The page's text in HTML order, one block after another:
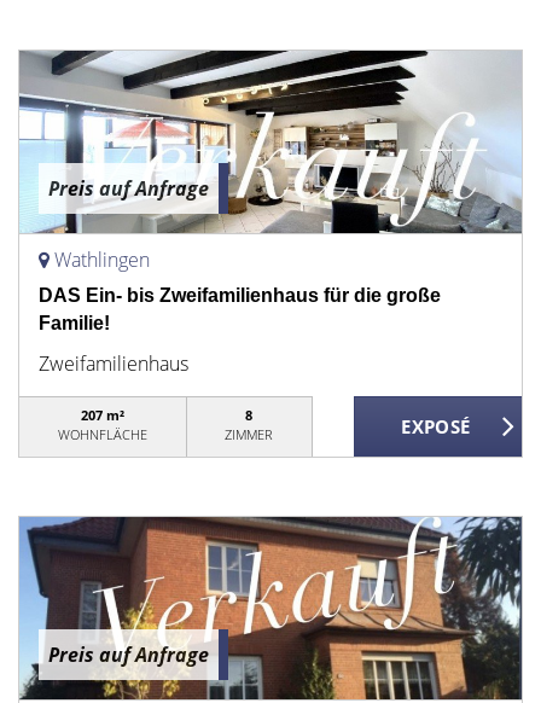
Preis auf Anfrage
Wathlingen
DAS Ein- bis Zweifamilienhaus für die große
Familie!
Zweifamilienhaus
207 m²
WOHNFLÄCHE
8
ZIMMER
Preis auf Anfrage